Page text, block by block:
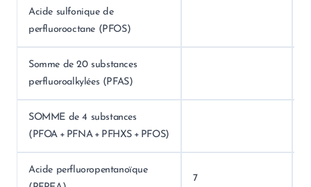
Acide sulfonique de
perfluorooctane (PFOS)
Somme de 20 substances
perfluoroalkylées (PFAS)
SOMME de 4 substances
(PFOA + PFNA + PFHXS + PFOS)
Acide perfluoropentanoïque
7